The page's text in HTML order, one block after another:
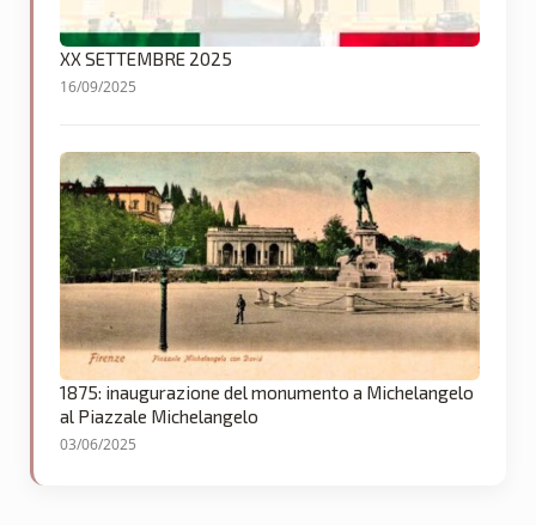
XX SETTEMBRE 2025
16/09/2025
1875: inaugurazione del monumento a Michelangelo
al Piazzale Michelangelo
03/06/2025